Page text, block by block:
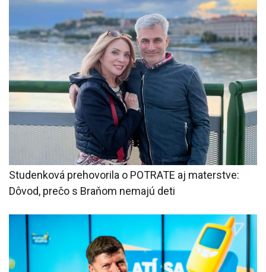
Studenková prehovorila o POTRATE aj materstve:
Dôvod, prečo s Braňom nemajú deti